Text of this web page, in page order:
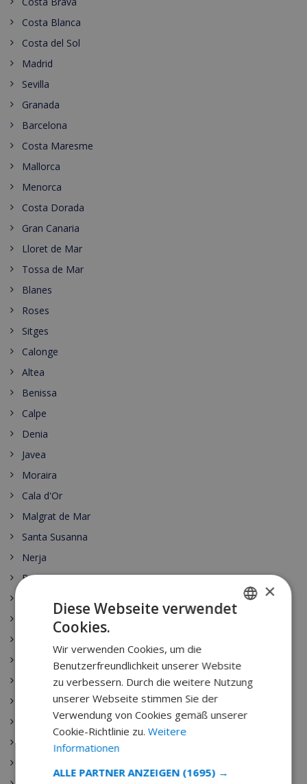
Costa Blanca
Costa del Sol
Madrid
Sevilla
Granada
Barcelona
Costa Maresme
Mallorca
Menorca
Costa Dorada
Gran Canaria
Lloret de Mar
Tossa de Mar
Blanes
Roses
Sitges
Calonge
Altea
Benissa
Calpe
Denia
Javea
Moraira
Cala d'Or
Malgrat de Mar
Santa Susanna
Nerja
Begur
Palamos
Playa de Aro
Sant Antoni de Calonge
Tamariu
Sant Feliu de Guixols
SPANISH
GERMAN
×
Diese Webseite verwendet
Cookies.
Wir verwenden Cookies, um die
Benutzerfreundlichkeit unserer Website
zu verbessern. Durch die weitere Nutzung
unserer Webseite stimmen Sie der
Verwendung von Cookies gemäß unserer
Cookie-Richtlinie zu. Weitere
Informationen
ALLE PARTNER ANZEIGEN (1695) →